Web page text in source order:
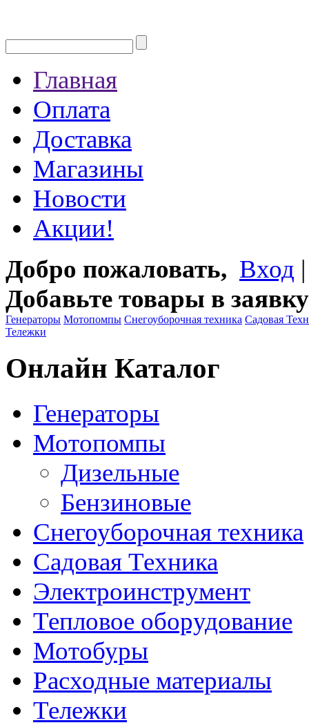
Главная
Оплата
Доставка
Магазины
Новости
Акции!
Добро пожаловать, Вход
Добавьте товары в заявку
Генераторы Мотопомпы Снегоуборочная техника Садовая
Тележки
Онлайн Каталог
Генераторы
Мотопомпы
Дизельные
Бензиновые
Снегоуборочная техника
Садовая Техника
Электроинструмент
Тепловое оборудование
Мотобуры
Расходные материалы
Тележки